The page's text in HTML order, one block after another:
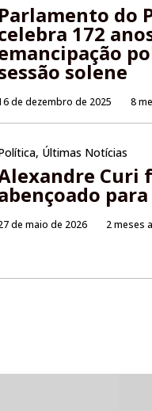
Parlamento do
172
solene
de dezembro de 2025 8
, Últimas Notícias
Curi
para
de maio de 2026 2 meses